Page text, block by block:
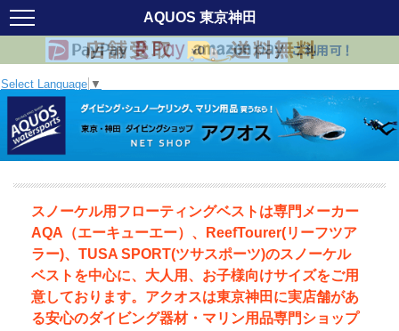
AQUOS 東京神田
Select Language ▼
スノーケル用フローティングベストは専門メーカー
AQA（エーキューエー）、ReefTourer(リーフツア
ラー)、TUSA SPORT(ツサスポーツ)のスノーケル
ベストを中心に、大人用、お子様向けサイズをご用
意しております。アクオスは東京神田に実店舗があ
る安心のダイビング器材・マリン用品専門ショップ